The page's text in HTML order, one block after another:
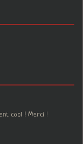
cool ! Merci !